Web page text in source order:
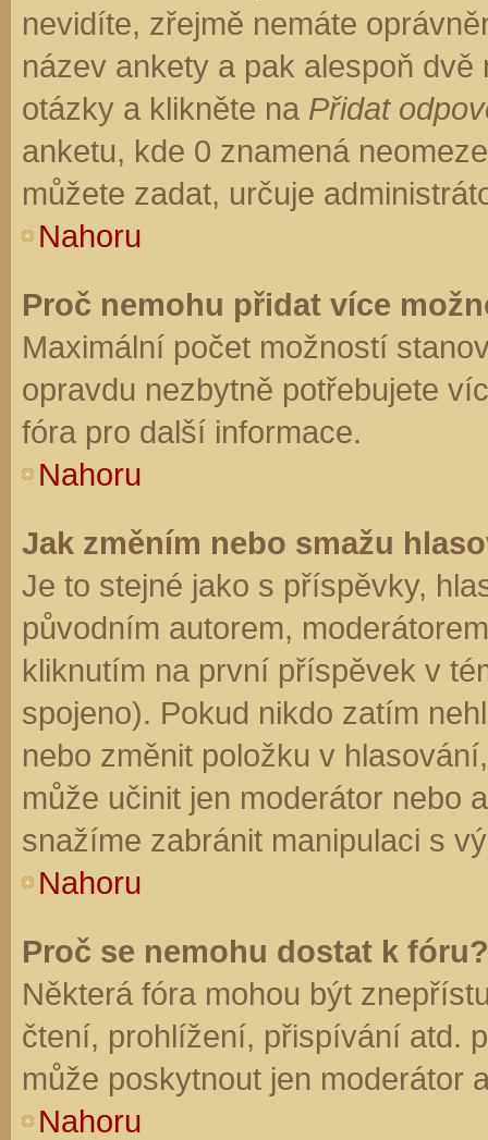
nevidíte, zřejmě nemáte
název ankety a pak alespoň
otázky a klikněte na Přidat
anketu, kde 0 znamená
můžete zadat, určuje
Nahoru
Proč nemohu přidat více
Maximální počet možností
opravdu nezbytně potřebujete
fóra pro další informace.
Nahoru
Jak změním nebo smažu
Je to stejné jako s příspěvky,
původním autorem,
kliknutím na první příspěvek v
spojeno). Pokud nikdo zatím
nebo změnit položku v
může učinit jen moderátor nebo
snažíme zabránit manipulaci s
Nahoru
Proč se nemohu dostat k fóru?
Některá fóra mohou být
čtení, prohlížení, přispívání atd.
může poskytnout jen moderátor
Nahoru